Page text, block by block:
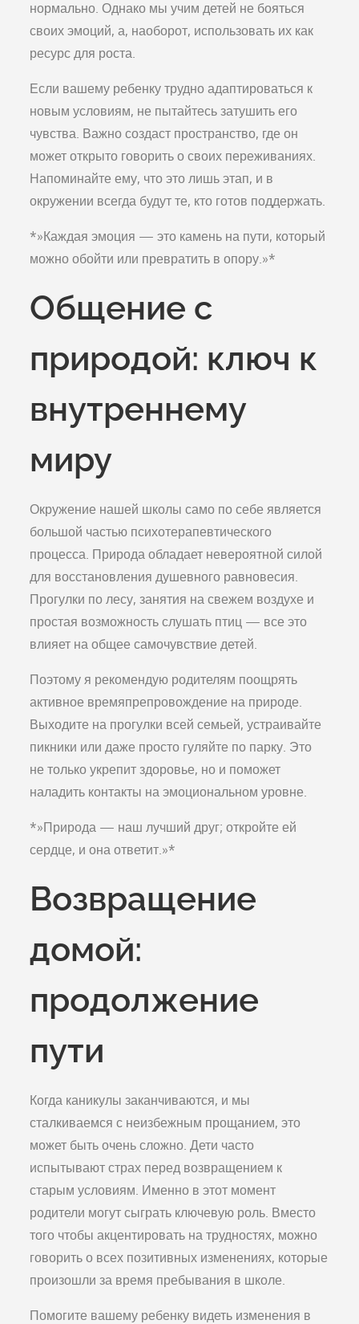
нормально. Однако мы учим детей не бояться
своих эмоций, а, наоборот, использовать их как
ресурс для роста.
Если вашему ребенку трудно адаптироваться к
новым условиям, не пытайтесь затушить его
чувства. Важно создаст пространство, где он
может открыто говорить о своих переживаниях.
Напоминайте ему, что это лишь этап, и в
окружении всегда будут те, кто готов поддержать.
*»Каждая эмоция — это камень на пути, который
можно обойти или превратить в опору.»*
Общение с
природой: ключ к
внутреннему
миру
Окружение нашей школы само по себе является
большой частью психотерапевтического
процесса. Природа обладает невероятной силой
для восстановления душевного равновесия.
Прогулки по лесу, занятия на свежем воздухе и
простая возможность слушать птиц — все это
влияет на общее самочувствие детей.
Поэтому я рекомендую родителям поощрять
активное времяпрепровождение на природе.
Выходите на прогулки всей семьей, устраивайте
пикники или даже просто гуляйте по парку. Это
не только укрепит здоровье, но и поможет
наладить контакты на эмоциональном уровне.
*»Природа — наш лучший друг; откройте ей
сердце, и она ответит.»*
Возвращение
домой:
продолжение
пути
Когда каникулы заканчиваются, и мы
сталкиваемся с неизбежным прощанием, это
может быть очень сложно. Дети часто
испытывают страх перед возвращением к
старым условиям. Именно в этот момент
родители могут сыграть ключевую роль. Вместо
того чтобы акцентировать на трудностях, можно
говорить о всех позитивных изменениях, которые
произошли за время пребывания в школе.
Помогите вашему ребенку видеть изменения в